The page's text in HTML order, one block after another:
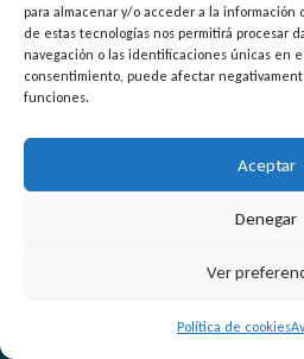
para almacenar y/o acceder a la información
de estas tecnologías nos permitirá procesar
navegación o las identificaciones únicas en
consentimiento, puede afectar
funciones.
Aceptar
Denegar
Ver
Política de cookies
Caudalímetro de Canal
Abierto Parshall NIVOSONAR
GPA